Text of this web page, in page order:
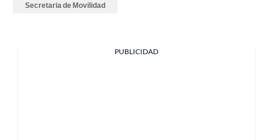
Secretaria de Movilidad
PUBLICIDAD